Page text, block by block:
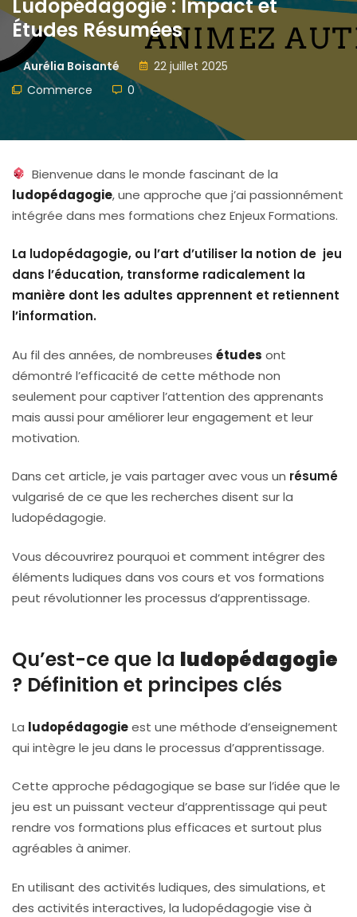
Ludopédagogie : Impact et
Études Résumées
Aurélia Boisanté
22 juillet 2025
Commerce
0
Bienvenue dans le monde fascinant de la
ludopédagogie, une approche que j’ai passionnément
intégrée dans mes formations chez Enjeux Formations.
La ludopédagogie, ou l’art d’utiliser la notion de jeu
dans l’éducation, transforme radicalement la
manière dont les adultes apprennent et retiennent
l’information.
Au fil des années, de nombreuses études ont
démontré l’efficacité de cette méthode non
seulement pour captiver l’attention des apprenants
mais aussi pour améliorer leur engagement et leur
motivation.
Dans cet article, je vais partager avec vous un résumé
vulgarisé de ce que les recherches disent sur la
ludopédagogie.
Vous découvrirez pourquoi et comment intégrer des
éléments ludiques dans vos cours et vos formations
peut révolutionner les processus d’apprentissage.
Qu’est-ce que la ludopédagogie
? Définition et principes clés
La ludopédagogieest une méthode d’enseignement
qui intègre le jeu dans le processus d’apprentissage.
Cette approche pédagogique se base sur l’idée que le
jeu est un puissant vecteur d’apprentissage qui peut
rendre vos formations plus efficaces et surtout plus
agréables à animer.
En utilisant des activités ludiques, des simulations, et
des activités interactives, la ludopédagogie vise à